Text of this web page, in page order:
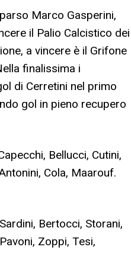
Marco Gasperini,
il Palio Calcistico dei
a vincere è il Grifone
finalissima i
di Cerretini nel primo
gol in pieno recupero
Bellucci, Cutini,
Cola, Maarouf.
Bertocci, Storani,
Zoppi, Tesi,